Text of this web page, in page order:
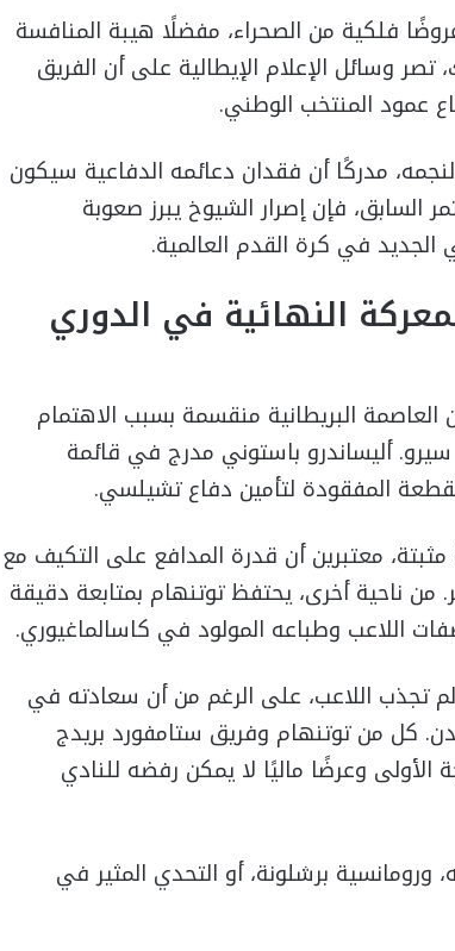
فلكية من الصحراء، مفضلًا هيبة المنافسة
وسائل الإعلام الإيطالية على أن الفريق
عمود المنتخب الوطني.
لنجمه، مدركًا أن فقدان دعائمه الدفاعية سيكون
فإن إصرار الشيوخ يبرز صعوبة
في كرة القدم العالمية.
النهائية في الدوري
البريطانية منقسمة بسبب الاهتمام
أليساندرو باستوني مدرج في قائمة
المفقودة لتأمين دفاع تشيلسي.
معتبرين أن قدرة المدافع على التكيف مع
من ناحية أخرى، يحتفظ توتنهام بمتابعة دقيقة
اللاعب وطباعه المولود في كاسالماغيوري.
تجذب اللاعب، على الرغم من أن سعادته في
كل من توتنهام وفريق ستامفورد بريدج
الأولى وعرضًا ماليًا لا يمكن رفضه للنادي
ورومانسية برشلونة، أو التحدي المثير في